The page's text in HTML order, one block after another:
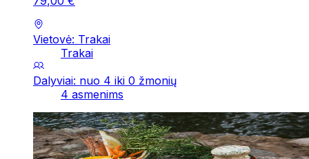
Vietovė: Trakai
Trakai
Dalyviai: nuo 4 iki 0 žmonių
4 asmenims